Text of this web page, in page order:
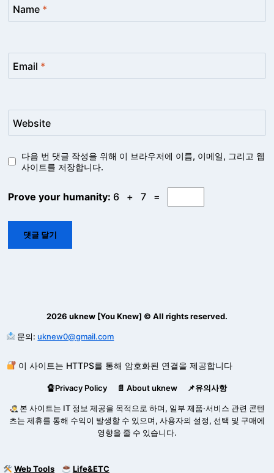
Name *
Email *
Website
다음 번 댓글 작성을 위해 이 브라우저에 이름, 이메일, 그리고 웹
사이트를 저장합니다.
Prove your humanity: 6 + 7 =
2026 uknew [You Knew] © All rights reserved.
문의: uknew0@gmail.com
이 사이트는 HTTPS를 통해 암호화된 연결을 제공합니다
🔏Privacy Policy 📄 About uknew 📌유의사항
본 사이트는 IT 정보 제공을 목적으로 하며, 일부 제품·서비스 관련 콘텐
츠는 제휴를 통해 수익이 발생할 수 있으며, 사용자의 설정, 선택 및 구매에
영향을 줄 수 있습니다.
Web Tools Life&ETC